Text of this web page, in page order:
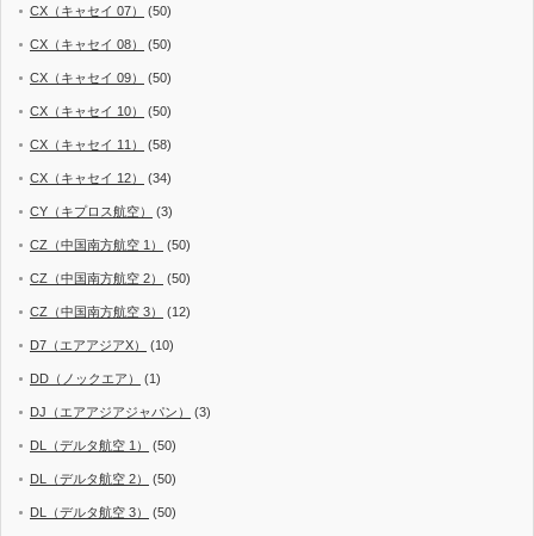
CX（キャセイ 07） (50)
CX（キャセイ 08） (50)
CX（キャセイ 09） (50)
CX（キャセイ 10） (50)
CX（キャセイ 11） (58)
CX（キャセイ 12） (34)
CY（キプロス航空） (3)
CZ（中国南方航空 1） (50)
CZ（中国南方航空 2） (50)
CZ（中国南方航空 3） (12)
D7（エアアジアX） (10)
DD（ノックエア） (1)
DJ（エアアジアジャパン） (3)
DL（デルタ航空 1） (50)
DL（デルタ航空 2） (50)
DL（デルタ航空 3） (50)